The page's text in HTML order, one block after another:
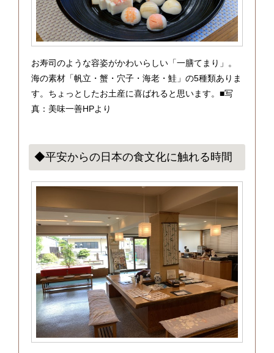
お寿司のような容姿がかわいらしい「一膳てまり」。
海の素材「帆立・蟹・穴子・海老・鮭」の5種類ありま
す。ちょっとしたお土産に喜ばれると思います。■写
真：美味一善HPより
◆平安からの日本の食文化に触れる時間